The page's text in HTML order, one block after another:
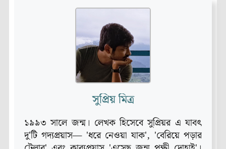
সুপ্রিয় মিত্র
১৯৯৩ সালে জন্ম। লেখক হিসেবে সুপ্রিয়র এ যাবৎ
দু'টি গদ্যপ্রয়াস— 'ধরে নেওয়া যাক', 'বেরিয়ে পড়ার